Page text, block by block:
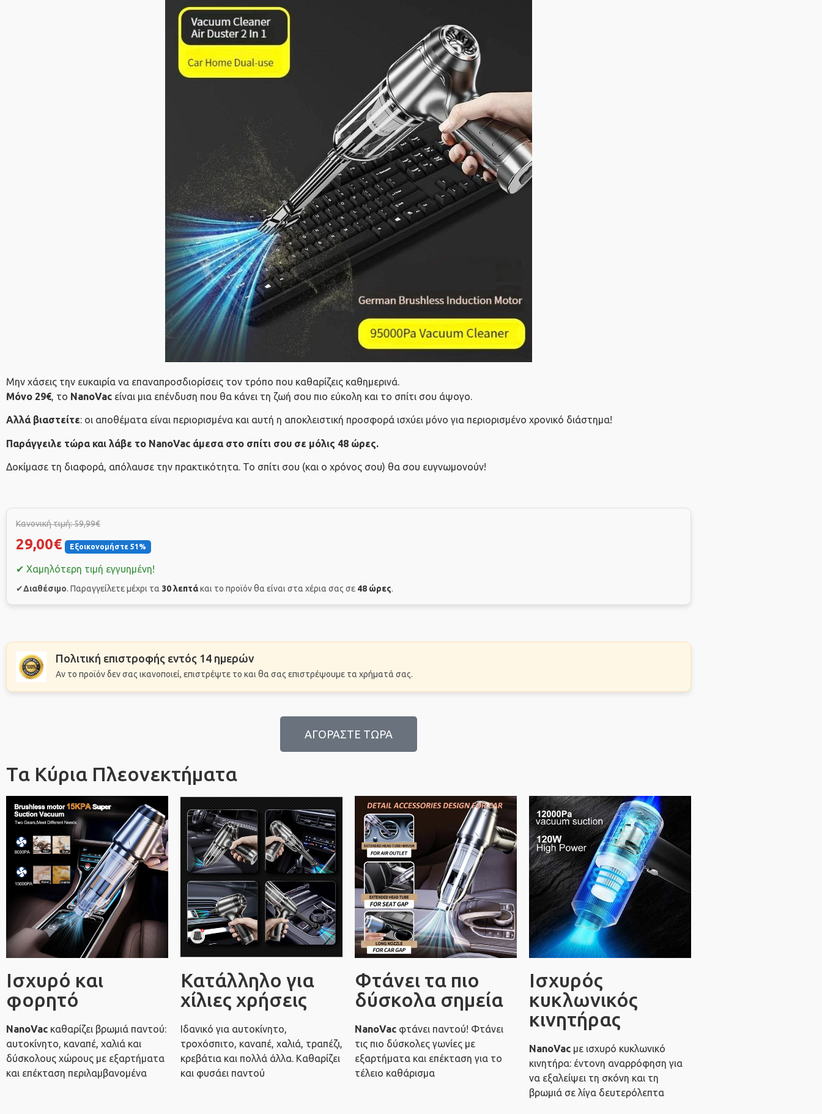
Μην χάσεις την ευκαιρία να επαναπροσδιορίσεις τον τρόπο που καθαρίζεις καθημερινά.
Μόνο 29€, το NanoVac είναι μια επένδυση που θα κάνει τη ζωή σου πιο εύκολη και το σπίτι σου άψογο.
Αλλά βιαστείτε: οι αποθέματα είναι περιορισμένα και αυτή η αποκλειστική προσφορά ισχύει μόνο για περιορισμένο χρονικό διάστημα!
Παράγγειλε τώρα και λάβε το NanoVac άμεσα στο σπίτι σου σε μόλις 48 ώρες.
Δοκίμασε τη διαφορά, απόλαυσε την πρακτικότητα. Το σπίτι σου (και ο χρόνος σου) θα σου ευγνωμονούν!
Κανονική τιμή: 59,99€
29,00€ Εξοικονομήστε 51%
✔ Χαμηλότερη τιμή εγγυημένη!
✔Διαθέσιμο. Παραγγείλετε μέχρι τα 30 λεπτάκαι το προϊόν θα είναι στα χέρια σας σε 48 ώρες.
Πολιτική επιστροφής εντός 14 ημερών
Αν το προϊόν δεν σας ικανοποιεί, επιστρέψτε το και θα σας επιστρέψουμε τα χρήματά σας.
ΑΓΟΡΑΣΤΕ ΤΩΡΑ
Τα Κύρια Πλεονεκτήματα
Ισχυρό και
φορητό
NanoVac καθαρίζει βρωμιά παντού:
αυτοκίνητο, καναπέ, χαλιά και
δύσκολους χώρους με εξαρτήματα
και επέκταση περιλαμβανομένα
Κατάλληλο για
χίλιες χρήσεις
Ιδανικό για αυτοκίνητο,
τροχόσπιτο, καναπέ, χαλιά, τραπέζι,
κρεβάτια και πολλά άλλα. Καθαρίζει
και φυσάει παντού
Φτάνει τα πιο
δύσκολα σημεία
NanoVac φτάνει παντού! Φτάνει
τις πιο δύσκολες γωνίες με
εξαρτήματα και επέκταση για το
τέλειο καθάρισμα
Ισχυρός
κυκλωνικός
κινητήρας
NanoVac με ισχυρό κυκλωνικό
κινητήρα: έντονη αναρρόφηση για
να εξαλείψει τη σκόνη και τη
βρωμιά σε λίγα δευτερόλεπτα